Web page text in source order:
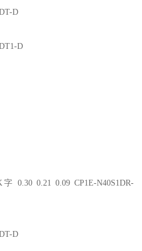
D
D
0.30 0.21 0.09 CP1E-N40S1DR-
D